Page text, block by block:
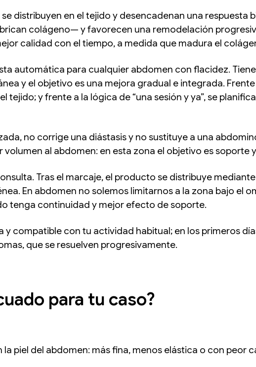
distribuyen en el tejido y desencadenan una
colágeno— y favorecen una remodelación progresiva
calidad con el tiempo, a medida que madura el
automática para cualquier abdomen con flacidez.
y el objetivo es una mejora gradual e integrada.
tejido; y frente a la lógica de “una sesión y ya”, se
no corrige una diástasis y no sustituye a una
al abdomen: en esta zona el objetivo es soporte
Tras el marcaje, el producto se distribuye
En abdomen no solemos limitarnos a la zona bajo el
tenga continuidad y mejor efecto de soporte.
y compatible con tu actividad habitual; en los primeros
que se resuelven progresivamente.
para tu caso?
piel del abdomen: más fina, menos elástica o con peor